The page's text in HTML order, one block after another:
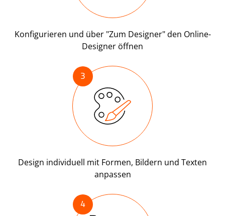
Konfigurieren und über "Zum Designer" den Online-
Designer öffnen
3
Design individuell mit Formen, Bildern und Texten
anpassen
4